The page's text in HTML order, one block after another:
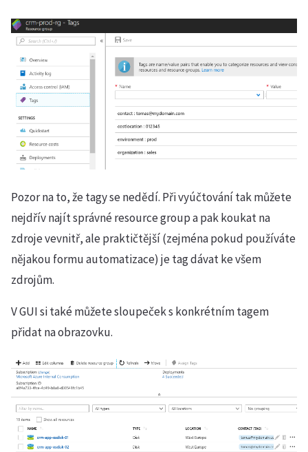
Pozor na to, že tagy se nedědí. Při vyúčtování tak můžete
nejdřív najít správné resource group a pak koukat na
zdroje vevnitř, ale praktičtější (zejména pokud používáte
nějakou formu automatizace) je tag dávat ke všem
zdrojům.
V GUI si také můžete sloupeček s konkrétním tagem
přidat na obrazovku.